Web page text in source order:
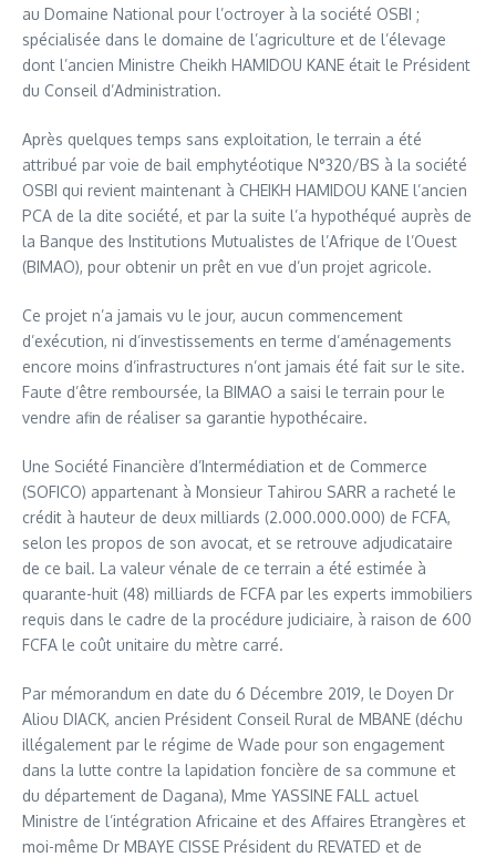
au Domaine National pour l’octroyer à la société OSBI ;
spécialisée dans le domaine de l’agriculture et de l’élevage
dont l’ancien Ministre Cheikh HAMIDOU KANE était le Président
du Conseil d’Administration.
Après quelques temps sans exploitation, le terrain a été
attribué par voie de bail emphytéotique N°320/BS à la société
OSBI qui revient maintenant à CHEIKH HAMIDOU KANE l’ancien
PCA de la dite société, et par la suite l’a hypothéqué auprès de
la Banque des Institutions Mutualistes de l’Afrique de l’Ouest
(BIMAO), pour obtenir un prêt en vue d’un projet agricole.
Ce projet n’a jamais vu le jour, aucun commencement
d’exécution, ni d’investissements en terme d’aménagements
encore moins d’infrastructures n’ont jamais été fait sur le site.
Faute d’être remboursée, la BIMAO a saisi le terrain pour le
vendre afin de réaliser sa garantie hypothécaire.
Une Société Financière d’Intermédiation et de Commerce
(SOFICO) appartenant à Monsieur Tahirou SARR a racheté le
crédit à hauteur de deux milliards (2.000.000.000) de FCFA,
selon les propos de son avocat, et se retrouve adjudicataire
de ce bail. La valeur vénale de ce terrain a été estimée à
quarante-huit (48) milliards de FCFA par les experts immobiliers
requis dans le cadre de la procédure judiciaire, à raison de 600
FCFA le coût unitaire du mètre carré.
Par mémorandum en date du 6 Décembre 2019, le Doyen Dr
Aliou DIACK, ancien Président Conseil Rural de MBANE (déchu
illégalement par le régime de Wade pour son engagement
dans la lutte contre la lapidation foncière de sa commune et
du département de Dagana), Mme YASSINE FALL actuel
Ministre de l’intégration Africaine et des Affaires Etrangères et
moi-même Dr MBAYE CISSE Président du REVATED et de